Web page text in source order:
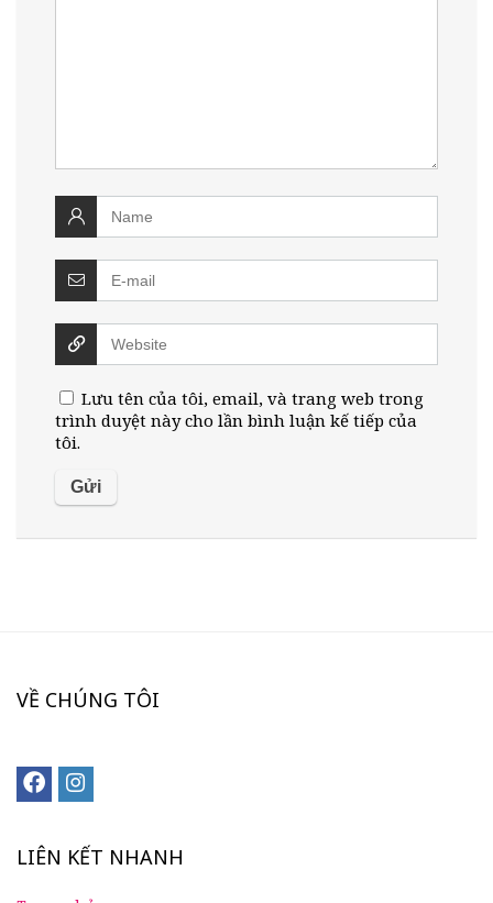
Lưu tên của tôi, email, và trang web trong
trình duyệt này cho lần bình luận kế tiếp của
tôi.
VỀ CHÚNG TÔI
LIÊN KẾT NHANH